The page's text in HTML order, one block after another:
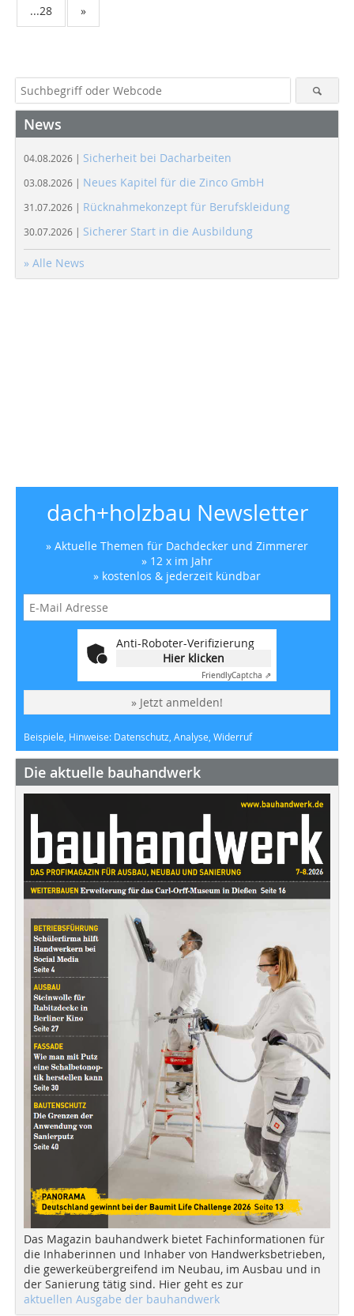
...28 »
News
04.08.2026 | Sicherheit bei Dacharbeiten
03.08.2026 | Neues Kapitel für die Zinco GmbH
31.07.2026 | Rücknahmekonzept für Berufskleidung
30.07.2026 | Sicherer Start in die Ausbildung
» Alle News
dach+holzbau Newsletter
» Aktuelle Themen für Dachdecker und Zimmerer
» 12 x im Jahr
» kostenlos & jederzeit kündbar
Anti-Roboter-Verifizierung
Hier klicken
FriendlyCaptcha ⇗
» Jetzt anmelden!
Beispiele, Hinweise: Datenschutz, Analyse, Widerruf
Die aktuelle bauhandwerk
Das Magazin bauhandwerk bietet Fachinformationen für
die Inhaberinnen und Inhaber von Handwerksbetrieben,
die gewerkeübergreifend im Neubau, im Ausbau und in
der Sanierung tätig sind. Hier geht es zur
aktuellen Ausgabe der bauhandwerk